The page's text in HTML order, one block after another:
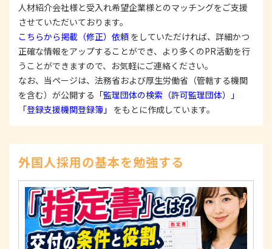
2. 安全対策の実施について
個人情報の正確性およびその利用の安全性を確保す
るため、情報セキュリティ対策を始めとする安全措
置を構築し、個人情報への不正アクセス、個人情報
の漏洩、滅失または毀損等の的確な防止とセキュリ
ティの是正に努めます。
3. 苦情および相談等に対する適正な対応について
本人からの苦情および相談があった場合には、適切
示、訂正、削除、または利用もしくは提供の停止等
を求められたときは、適法かつ遅滞なく応じます。
4. 法令・指針・規範の遵守について
適正な個人情報保護の実現のため、個人情報の取扱
いに関する法令、国が定める指針およびその他の規
範を遵守します。
個人情報に関するお問い合わせ窓口
人材紹介会社様と受入れ希望企業様とのマッチングをご支援
させていただいております。
こちらから掲載（修正）依頼 をしていただければ、詳細かつ
正確な情報をアップすることができ、より多くのPR活動を行
うことができますので、お気軽にご連絡ください。
なお、当ページは、法務省および厚生労働省（管轄する機関
を含む）が公開する 「監理団体の検索（許可監理団体）」
「登録支援機関登録簿」
をもとに作成しています。
外国人採用の基本を勉強する